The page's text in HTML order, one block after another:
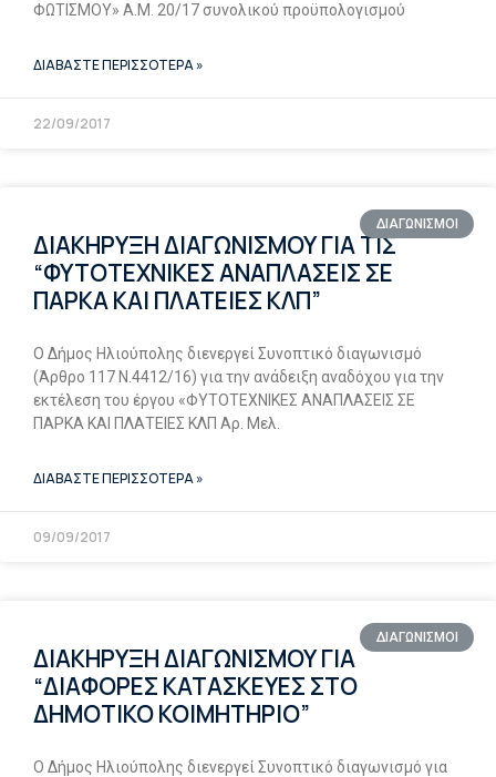
ΦΩΤΙΣΜΟΥ» Α.Μ. 20/17 συνολικού προϋπολογισμού
ΔΙΑΒΑΣΤΕ ΠΕΡΙΣΣΟΤΕΡΑ »
22/09/2017
ΔΙΑΓΩΝΙΣΜΟΙ
ΔΙΑΚΗΡΥΞΗ ΔΙΑΓΩΝΙΣΜΟΥ ΓΙΑ ΤΙΣ
“ΦΥΤΟΤΕΧΝΙΚΕΣ ΑΝΑΠΛΑΣΕΙΣ ΣΕ
ΠΑΡΚΑ ΚΑΙ ΠΛΑΤΕΙΕΣ ΚΛΠ”
Ο Δήμος Ηλιούπολης διενεργεί Συνοπτικό διαγωνισμό
(Άρθρο 117 Ν.4412/16) για την ανάδειξη αναδόχου για την
εκτέλεση του έργου «ΦΥΤΟΤΕΧΝΙΚΕΣ ΑΝΑΠΛΑΣΕΙΣ ΣΕ
ΠΑΡΚΑ ΚΑΙ ΠΛΑΤΕΙΕΣ ΚΛΠ Αρ. Μελ.
ΔΙΑΒΑΣΤΕ ΠΕΡΙΣΣΟΤΕΡΑ »
09/09/2017
ΔΙΑΓΩΝΙΣΜΟΙ
ΔΙΑΚΗΡΥΞΗ ΔΙΑΓΩΝΙΣΜΟΥ ΓΙΑ
“ΔΙΑΦΟΡΕΣ ΚΑΤΑΣΚΕΥΕΣ ΣΤΟ
ΔΗΜΟΤΙΚΟ ΚΟΙΜΗΤΗΡΙΟ”
Ο Δήμος Ηλιούπολης διενεργεί Συνοπτικό διαγωνισμό για